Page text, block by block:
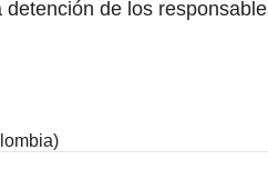
detención de los